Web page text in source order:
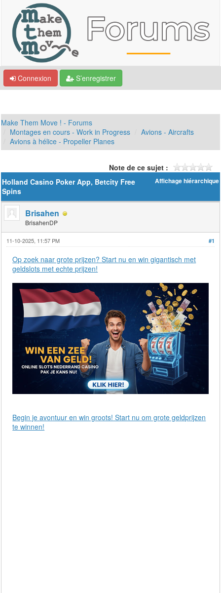
Connexion S’enregistrer
Make Them Move ! - Forums
Montages en cours - Work in Progress
Avions - Aircrafts
Avions à hélice - Propeller Planes
Note de ce sujet :
Affichage hiérarchique
Holland Casino Poker App, Betcity Free
Spins
Brisahen
BrisahenDP
#1
11-10-2025, 11:57 PM
Op zoek naar grote prijzen? Start nu en win gigantisch met
geldslots met echte prijzen!
Begin je avontuur en win groots! Start nu om grote geldprijzen
te winnen!